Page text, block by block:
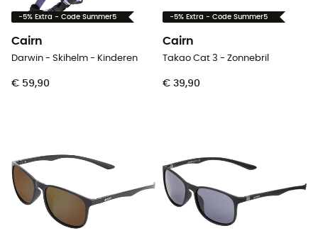
-5% Extra - Code Summer5
Cairn
Darwin - Skihelm - Kinderen
€ 59,90
-5% Extra - Code Summer5
Cairn
Takao Cat 3 - Zonnebril
€ 39,90